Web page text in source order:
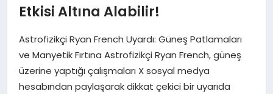
İŞ FIKIRLERI
KRIPTO HABER
Etkisi Altına Alabilir!
Astrofizikçi Ryan French Uyardı: Güneş Patlamaları
ve Manyetik Fırtına Astrofizikçi Ryan French, güneş
üzerine yaptığı çalışmaları X sosyal medya
hesabından paylaşarak dikkat çekici bir uyarıda